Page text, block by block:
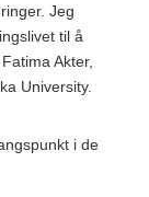
Jeg
til å
Akter,
University.
i de